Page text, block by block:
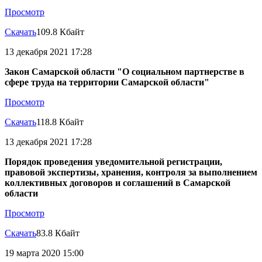
Просмотр
Скачать109.8 Кбайт
13 декабря 2021 17:28
Закон Самарской области "О социальном партнерстве в
сфере труда на территории Самарской области"
Просмотр
Скачать118.8 Кбайт
13 декабря 2021 17:28
Порядок проведения уведомительной регистрации,
правовой экспертизы, хранения, контроля за выполнением
коллективных договоров и соглашений в Самарской
области
Просмотр
Скачать83.8 Кбайт
19 марта 2020 15:00